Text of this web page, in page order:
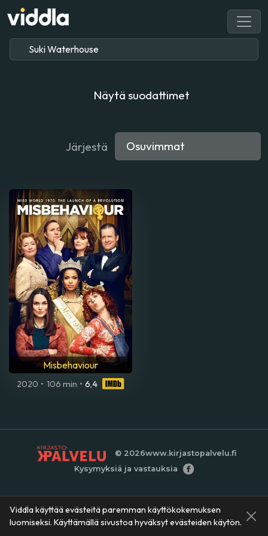
Näytä suodattimet
Järjestä
Misbehaviour
2020 • 106 min • 6,4
© 2026www.kirjastopalvelu.fi
Kysymyksiä ja vastauksia
Viddla käyttää evästeitä paremman käyttökokemuksen
luomiseksi. Käyttämällä sivustoa hyväksyt evästeiden käytön.